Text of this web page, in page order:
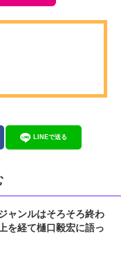
LINEで送る
ャンルはそろそろ終わ
を経て樋口毅宏に語っ